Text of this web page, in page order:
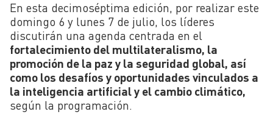
En esta decimoséptima edición, por realizar este
domingo 6 y lunes 7 de julio, los líderes
discutirán una agenda centrada en el
fortalecimiento del multilateralismo, la
promoción de la paz y la seguridad global, así
como los desafíos y oportunidades vinculados a
la inteligencia artificial y el cambio climático,
según la programación.